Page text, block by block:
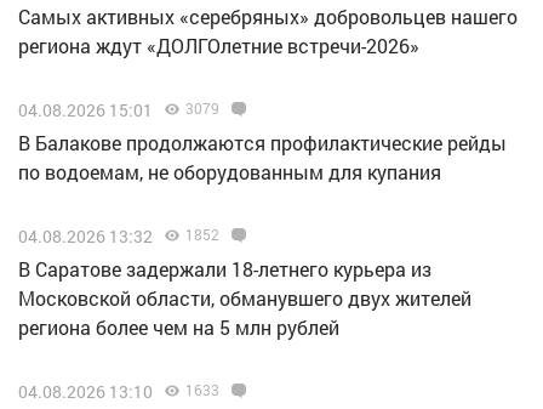
Самых активных «серебряных» добровольцев нашего
региона ждут «ДОЛГОлетние встречи-2026»
04.08.2026 15:01 3079
В Балакове продолжаются профилактические рейды
по водоемам, не оборудованным для купания
04.08.2026 13:32 1852
В Саратове задержали 18-летнего курьера из
Московской области, обманувшего двух жителей
региона более чем на 5 млн рублей
04.08.2026 13:10 1633